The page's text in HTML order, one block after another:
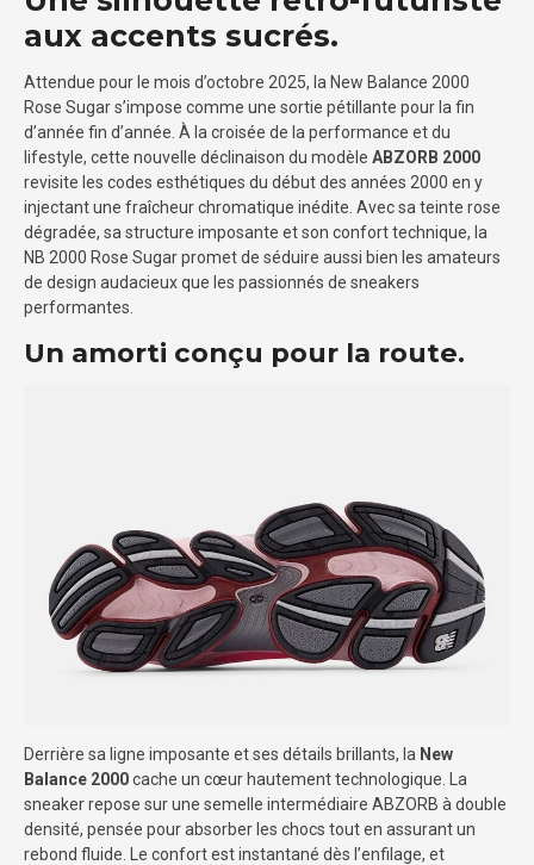
aux accents sucrés.
Attendue pour le mois d’octobre 2025, la New Balance 2000
Rose Sugar s’impose comme une sortie pétillante pour la fin
d’année fin d’année. À la croisée de la performance et du
lifestyle, cette nouvelle déclinaison du modèle ABZORB 2000
revisite les codes esthétiques du début des années 2000 en y
injectant une fraîcheur chromatique inédite. Avec sa teinte rose
dégradée, sa structure imposante et son confort technique, la
NB 2000 Rose Sugar promet de séduire aussi bien les amateurs
de design audacieux que les passionnés de sneakers
performantes.
Un amorti conçu pour la route.
Derrière sa ligne imposante et ses détails brillants, la New
Balance 2000cache un cœur hautement technologique. La
sneaker repose sur une semelle intermédiaire ABZORB à double
densité, pensée pour absorber les chocs tout en assurant un
rebond fluide. Le confort est instantané dès l’enfilage, et